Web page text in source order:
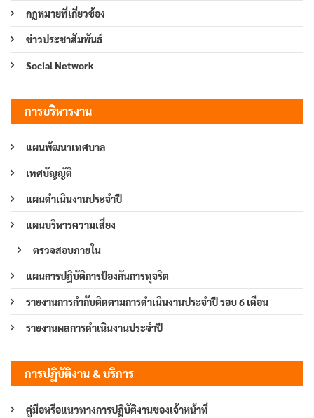
กฎหมายที่เกี่ยวข้อง
ข่าวประชาสัมพันธ์
Social Network
การบริหารงาน
แผนพัฒนาเทศบาล
เทศบัญญัติ
แผนดำเนินงานประจำปี
แผนบริหารความเสี่ยง
ตรวจสอบภายใน
แผนการปฏิบัติการป้องกันการทุจริต
รายงานการกำกับติดตามการดำเนินงานประจำปี รอบ 6 เดือน
รายงานผลการดำเนินงานประจำปี
การปฏิบัติงาน & บริการ
คู่มือหรือแนวทางการปฏิบัติงานของเจ้าหน้าที่